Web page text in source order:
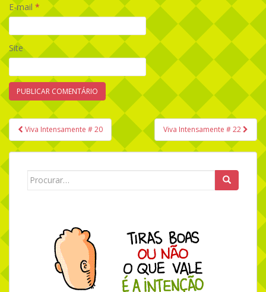
E-mail *
Site
Navegação de Post
Viva Intensamente # 20 Viva Intensamente # 22
Search for: